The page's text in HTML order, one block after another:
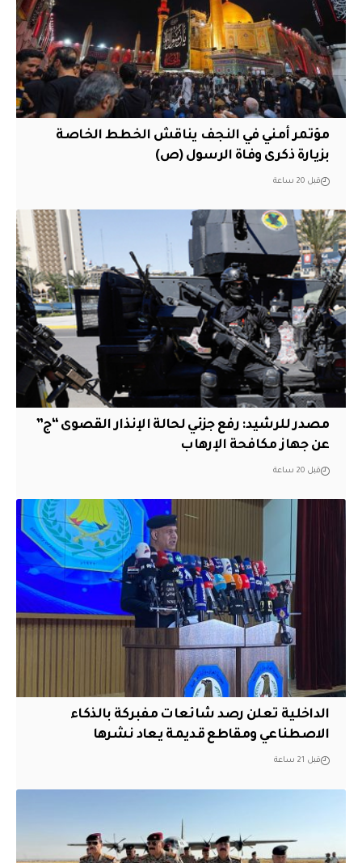
مؤتمر أمني في النجف يناقش الخطط الخاصة
بزيارة ذكرى وفاة الرسول (ص)
قبل 20 ساعة
مصدر للرشيد: رفع جزئي لحالة الإنذار القصوى “ج”
عن جهاز مكافحة الإرهاب
قبل 20 ساعة
الداخلية تعلن رصد شائعات مفبركة بالذكاء
الاصطناعي ومقاطع قديمة يعاد نشرها
قبل 21 ساعة